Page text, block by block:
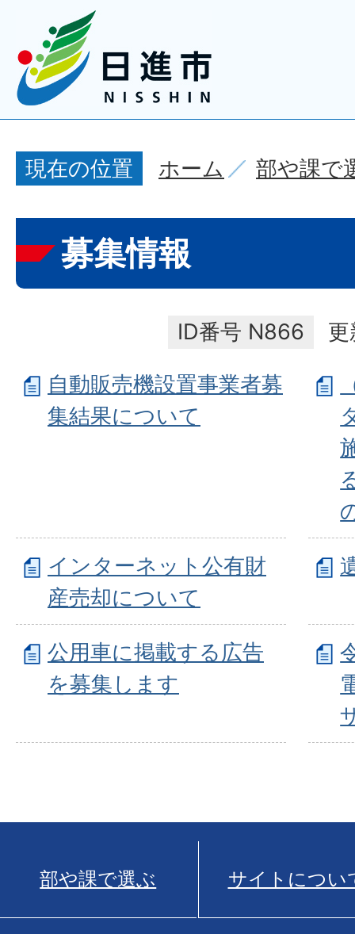
現在の位置 ホーム 部や課で
募集情報
ID番号 N866
自動販売機設置事業者募
集結果について
インターネット公有財
産売却について
公用車に掲載する広告
を募集します
部や課で選ぶ サイトについ